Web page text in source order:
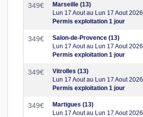
349€
Marseille (13)
Lun 17 Aout au Lun 17 Aout 2026
Permis exploitation 1 jour
349€
Salon-de-Provence (13)
Lun 17 Aout au Lun 17 Aout 2026
Permis exploitation 1 jour
349€
Vitrolles (13)
Lun 17 Aout au Lun 17 Aout 2026
Permis exploitation 1 jour
349€
Martigues (13)
Lun 17 Aout au Lun 17 Aout 2026